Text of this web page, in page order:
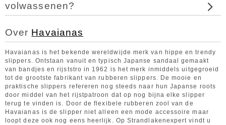
volwassenen?
Over Havaianas
Havaianas is het bekende wereldwijde merk van hippe en trendy
slippers. Ontstaan vanuit en typisch Japanse sandaal gemaakt
van bandjes en rijststro in 1962 is het merk inmiddels uitgegroeid
tot de grootste fabrikant van rubberen slippers. De mooie en
praktische slippers refereren nog steeds naar hun Japanse roots
door middel van het rijstpatroon dat op nog bijna elke slipper
terug te vinden is. Door de flexibele rubberen zool van de
Havaianas is de slipper niet alleen een mode accessoire maar
loopt deze ook nog eens heerlijk. Op Strandlakenexpert vindt u